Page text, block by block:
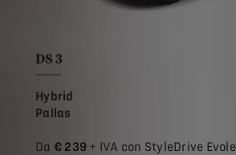
DS 3
Hybrid
Pallas
Da € 239 + IVA con StyleDrive